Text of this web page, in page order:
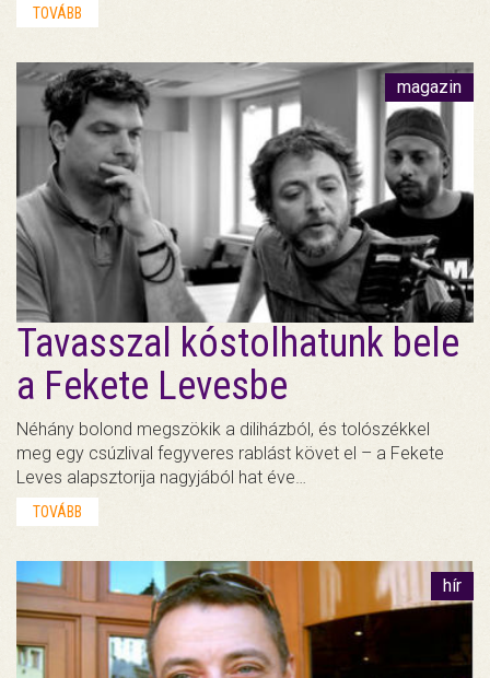
TOVÁBB
magazin
Tavasszal kóstolhatunk bele
a Fekete Levesbe
Néhány bolond megszökik a diliházból, és tolószékkel
meg egy csúzlival fegyveres rablást követ el – a Fekete
Leves alapsztorija nagyjából hat éve…
TOVÁBB
hír